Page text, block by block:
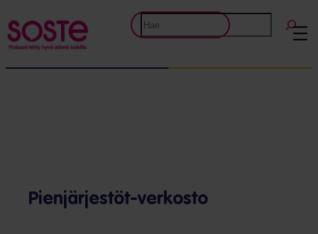
Etsi
Pienjärjestöt-verkosto